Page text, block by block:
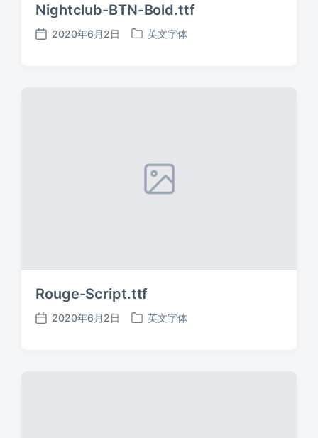
Nightclub-BTN-Bold.ttf
发
2020年6月2日
发
英文字体
Rouge-Script.ttf
发
2020年6月2日
发
英文字体